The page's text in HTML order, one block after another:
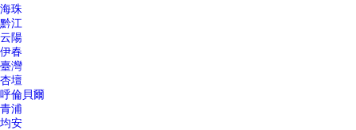
海珠
黔江
云陽
伊春
臺灣
杏壇
呼倫貝爾
青浦
均安